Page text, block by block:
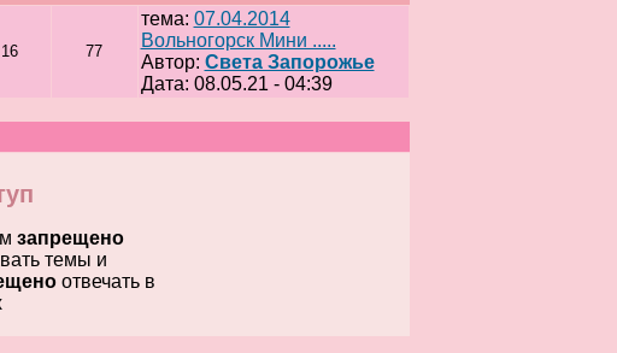
16 77
тема: 07.04.2014
Вольногорск Мини .....
Автор: Света Запорожье
Дата: 08.05.21 - 04:39
запрещено
темы и
отвечать в